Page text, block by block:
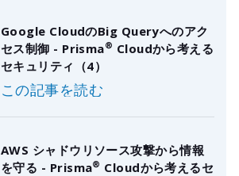
Google CloudのBig Queryへのアク
セス制御 - Prisma® Cloudから考える
セキュリティ（4）
この記事を読む
AWS シャドウリソース攻撃から情報
を守る - Prisma® Cloudから考えるセ